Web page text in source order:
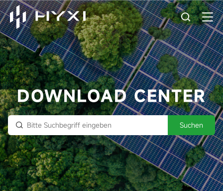
DOWNLOAD CENTER
Suchen